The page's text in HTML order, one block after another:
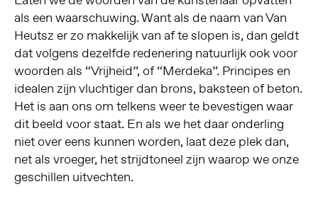
als een waarschuwing. Want als de naam van Van
Heutsz er zo makkelijk van af te slopen is, dan geldt
dat volgens dezelfde redenering natuurlijk ook voor
woorden als “Vrijheid”, of “Merdeka”. Principes en
idealen zijn vluchtiger dan brons, baksteen of beton.
Het is aan ons om telkens weer te bevestigen waar
dit beeld voor staat. En als we het daar onderling
niet over eens kunnen worden, laat deze plek dan,
net als vroeger, het strijdtoneel zijn waarop we onze
geschillen uitvechten.